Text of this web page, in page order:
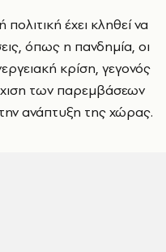
έχει κληθεί να
όπως η πανδημία, οι
κρίση, γεγονός
των παρεμβάσεων
ανάπτυξη της χώρας.